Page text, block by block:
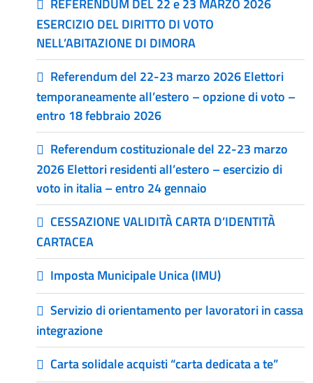
REFERENDUM DEL 22 e 23 MARZO 2026
ESERCIZIO DEL DIRITTO DI VOTO
NELL’ABITAZIONE DI DIMORA
Referendum del 22-23 marzo 2026 Elettori
temporaneamente all’estero – opzione di voto –
entro 18 febbraio 2026
Referendum costituzionale del 22-23 marzo
2026 Elettori residenti all’estero – esercizio di
voto in italia – entro 24 gennaio
CESSAZIONE VALIDITÀ CARTA D’IDENTITÀ
CARTACEA
Imposta Municipale Unica (IMU)
Servizio di orientamento per lavoratori in cassa
integrazione
Carta solidale acquisti “carta dedicata a te”